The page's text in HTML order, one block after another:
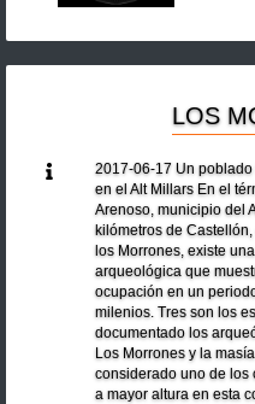
LOS
2017-06-17 Un
en el Alt Millars En el
Arenoso, municipio del
kilómetros de
los Morrones, existe
arqueológica que
ocupación en un
milenios. Tres son los
documentado los
Los Morrones y la
considerado uno de los
a mayor altura en esta